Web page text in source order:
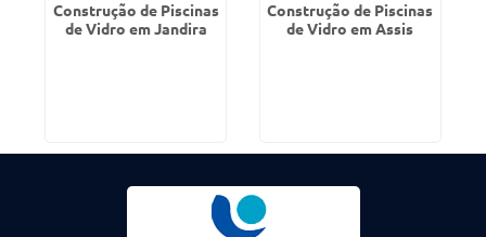
Construção de Piscinas
de Vidro em Jandira
Construção de Piscinas
de Vidro em Assis